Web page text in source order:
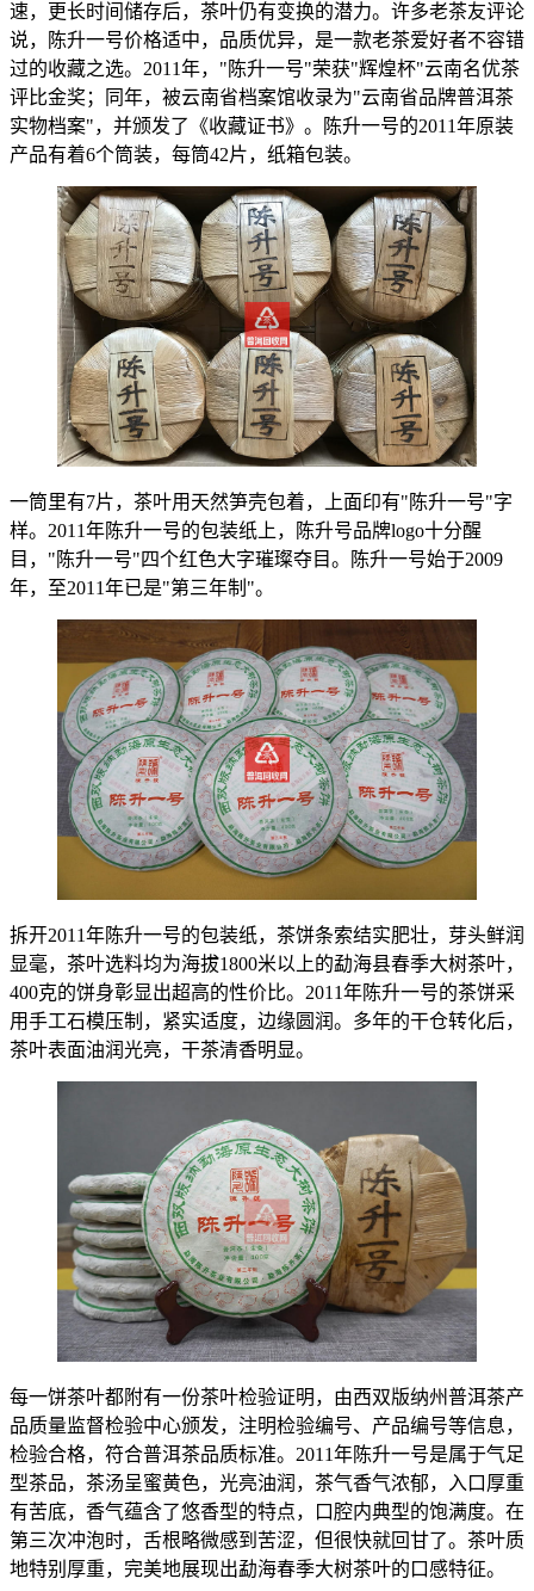
速，更长时间储存后，茶叶仍有变换的潜力。许多老茶友评论
说，陈升一号价格适中，品质优异，是一款老茶爱好者不容错
过的收藏之选。2011年，" 陈升一号"荣获"辉煌杯"云南名优茶
评比金奖；同年，被云南省档案馆收录为"云南省品牌普洱茶
实物档案"，并颁发了《收藏证书》。陈升一号的2011年原装
产品有着6个筒装，每筒42片，纸箱包装。
一筒里有7片，茶叶用天然笋壳包着，上面印有" 陈升一号"字
样。2011年陈升一号的包装纸上，陈升号品牌logo十分醒
目，" 陈升一号"四个红色大字璀璨夺目。陈升一号始于2009
年，至2011年已是"第三年制"。
拆开2011年陈升一号的包装纸，茶饼条索结实肥壮，芽头鲜润
显毫，茶叶选料均为海拔1800米以上的勐海县春季大树茶叶，
400克的饼身彰显出超高的性价比。2011年陈升一号的茶饼采
用手工石模压制，紧实适度，边缘圆润。多年的干仓转化后，
茶叶表面油润光亮，干茶清香明显。
每一饼茶叶都附有一份茶叶检验证明，由西双版纳州普洱茶产
品质量监督检验中心颁发，注明检验编号、产品编号等信息，
检验合格，符合普洱茶品质标准。2011年陈升一号是属于气足
型茶品，茶汤呈蜜黄色，光亮油润，茶气香气浓郁，入口厚重
有苦底，香气蕴含了悠香型的特点，口腔内典型的饱满度。在
第三次冲泡时，舌根略微感到苦涩，但很快就回甘了。茶叶质
地特别厚重，完美地展现出勐海春季大树茶叶的口感特征。